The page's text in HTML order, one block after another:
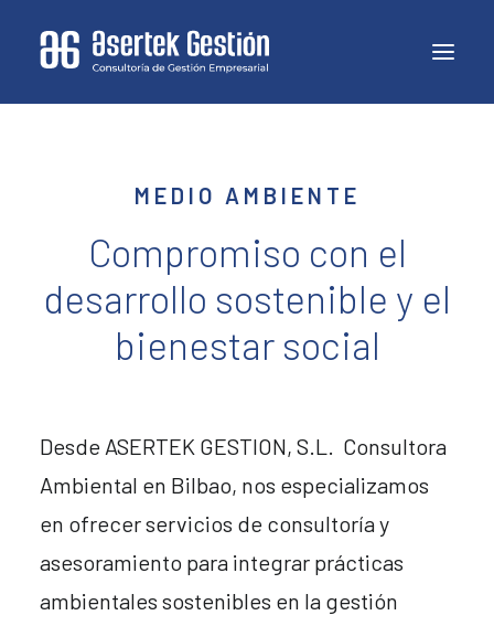
MEDIO AMBIENTE
Compromiso con el
desarrollo sostenible y el
bienestar social
Desde ASERTEK GESTION, S.L. Consultora
Ambiental en Bilbao, nos especializamos
en ofrecer servicios de consultoría y
asesoramiento para integrar prácticas
ambientales sostenibles en la gestión